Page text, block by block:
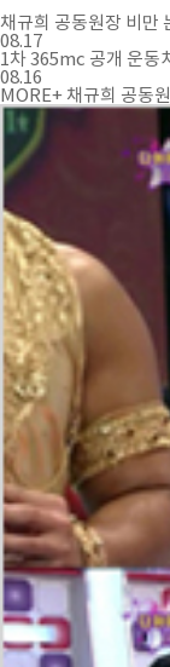
채규희 공동원장 비만
08.17
1차 365mc 공개 운동
08.16
MORE+ 채규희 공동